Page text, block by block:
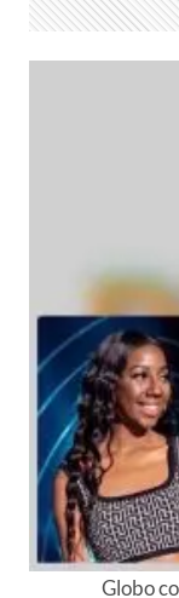
Globo